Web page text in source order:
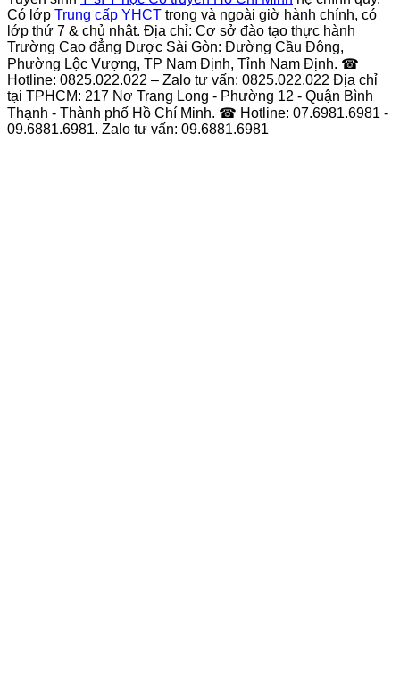
Có lớp Trung cấp YHCT trong và ngoài giờ hành chính, có
lớp thứ 7 & chủ nhật. Địa chỉ: Cơ sở đào tạo thực hành
Trường Cao đẳng Dược Sài Gòn: Đường Cầu Đông,
Phường Lộc Vượng, TP Nam Định, Tỉnh Nam Định. ☎
Hotline: 0825.022.022 – Zalo tư vấn: 0825.022.022 Địa chỉ
tại TPHCM: 217 Nơ Trang Long - Phường 12 - Quận Bình
Thạnh - Thành phố Hồ Chí Minh. ☎ Hotline: 07.6981.6981 -
09.6881.6981. Zalo tư vấn: 09.6881.6981